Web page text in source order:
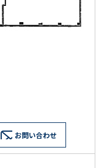
お問い合わせ